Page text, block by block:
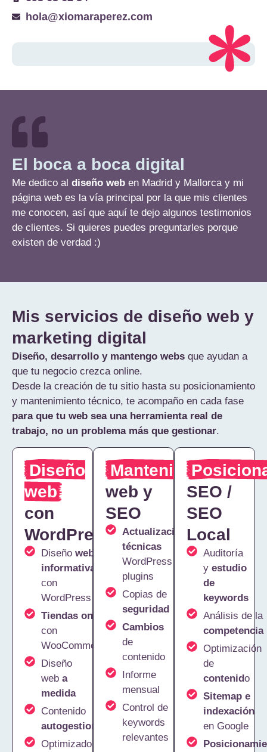
hola@xiomaraperez.com
El boca a boca digital
Me dedico al diseño web en Madrid y Mallorca y mi
página web es la vía principal por la que mis clientes
me conocen, así que aquí te dejo algunos testimonios
de clientes. Si quieres puedes preguntarles porque
existen de verdad :)
Mis servicios de diseño web y
marketing digital
Diseño, desarrollo y mantengo webs que ayudan a
que tu negocio crezca online.
Desde la creación de tu sitio hasta su posicionamiento
y mantenimiento técnico, te acompaño en cada fase
para que tu web sea una herramienta real de
trabajo, no un problema más que gestionar.
Diseño
web
con
WordPress
Diseño webs
informativas
con
WordPress
Tiendas online
con
WooCommerce
Diseño
web a
medida
Contenido
autogestionable
Optimizado
Mantenimiento
web y
SEO
Actualizaciones
técnicas
WordPress y
plugins
Copias de
seguridad
Cambios
de
contenido
Informe
mensual
Control de
keywords
relevantes
SEO /
SEO
Local
Auditoría
y estudio
de
keywords
Análisis de la
competencia
Optimización
de
contenido
Sitemap e
indexación
en Google